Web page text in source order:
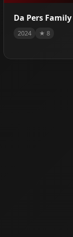
Da Pers Family
2024 ★ 8